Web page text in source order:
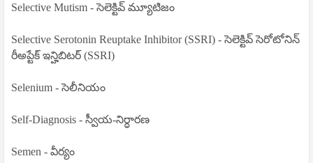
Selective Mutism - సెలెక్టివ్ మ్యూటిజం
Selective Serotonin Reuptake Inhibitor (SSRI) - సెలెక్టివ్ సెరోటోనిన్
రీఅప్టేక్ ఇన్హిబిటర్ (SSRI)
Selenium - సెలీనియం
Self-Diagnosis - స్వీయ-నిర్ధారణ
Semen - వీర్యం